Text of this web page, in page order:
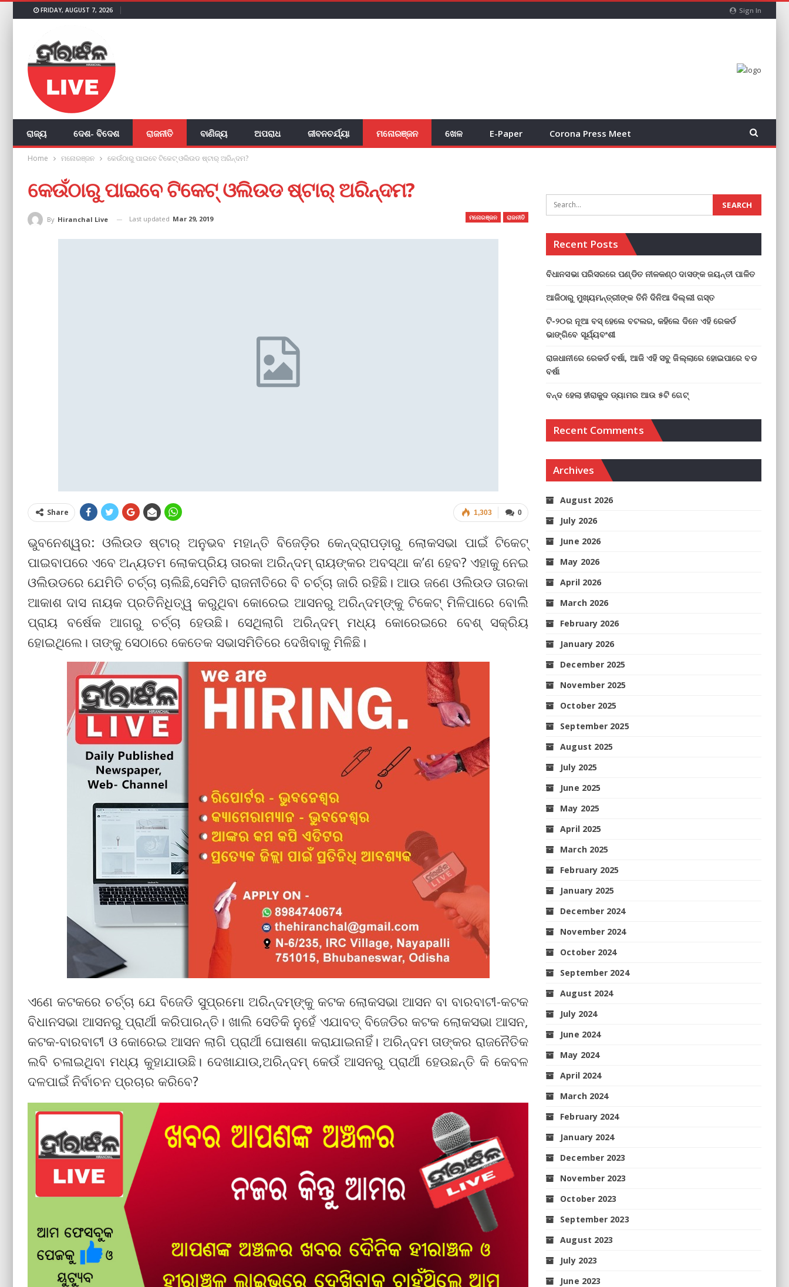
Sign In
FRIDAY, AUGUST 7, 2026
ରାଜ୍ୟ ଦେଶ- ବିଦେଶ ରାଜନୀତି ବାଣିଜ୍ୟ ଅପରାଧ ଜୀବନଚର୍ଯ୍ୟା ମନୋରଞ୍ଜନ ଖେଳ E-Paper Corona Press Meet
Home ମନୋରଞ୍ଜନ କେଉଁଠାରୁ ପାଇବେ ଟିକେଟ୍‌ ଓଲିଉଡ ଷ୍ଟାର୍‌ ଅରିନ୍ଦମ?
କେଉଁଠାରୁ ପାଇବେ ଟିକେଟ୍‌ ଓଲିଉଡ ଷ୍ଟାର୍‌ ଅରିନ୍ଦମ?
ମନୋରଞ୍ଜନ ରାଜନୀତି
By Hiranchal Live Last updated Mar 29, 2019
0
1,303
Share
ଭୁବନେଶ୍ୱର: ଓଲିଉଡ ଷ୍ଟାର୍‌ ଅନୁଭବ ମହାନ୍ତି ବିଜେଡ଼ିର କେନ୍ଦ୍ରାପଡ଼ାରୁ ଲୋକସଭା ପାଇଁ ଟିକେଟ୍‌
ପାଇବାପରେ ଏବେ ଅନ୍ୟତମ ଲୋକପ୍ରିୟ ତାରକା ଅରିନ୍ଦମ୍‌ ରାୟଙ୍କର ଅବସ୍ଥା କ’ଣ ହେବ? ଏହାକୁ ନେଇ
ଓଲିଉଡରେ ଯେମିତି ଚର୍ଚ୍ଚା ଚାଲିଛି,ସେମିତି ରାଜନୀତିରେ ବି ଚର୍ଚ୍ଚା ଜାରି ରହିଛି। ଆଉ ଜଣେ ଓଲିଉଡ ତାରକା
ଆକାଶ ଦାସ ନାୟକ ପ୍ରତିନିଧିତ୍ୱ କରୁଥିବା କୋରେଇ ଆସନରୁ ଅରିନ୍ଦମ୍‌ଙ୍କୁ ଟିକେଟ୍‌ ମିଳିପାରେ ବୋଲିି
ପ୍ରାୟ ବର୍ଷେକ ଆଗରୁ ଚର୍ଚ୍ଚା ହେଉଛି। ସେଥିଲାଗି ଅରିନ୍ଦମ୍‌ ମଧ୍ୟ କୋରେଇରେ ବେଶ୍‌ ସକ୍ରିୟ
ହୋଇଥିଲେ। ତାଙ୍କୁ ସେଠାରେ କେତେକ ସଭାସମିତିରେ ଦେଖିବାକୁ ମିଳିଛି।
ଏଣେ କଟକରେ ଚର୍ଚ୍ଚା ଯେ ବିଜେଡି ସୁପ୍ରମୋ ଅରିନ୍ଦମ୍‌ଙ୍କୁ କଟକ ଲୋକସଭା ଆସନ ବା ବାରବାଟୀ-କଟକ
ବିଧାନସଭା ଆସନରୁ ପ୍ରାର୍ଥୀ କରିପାରନ୍ତି। ଖାଲି ସେତିକି ନୁହେଁ ଏଯାବତ୍‌ ବିଜେଡିର କଟକ ଲୋକସଭା ଆସନ,
କଟକ-ବାରବାଟୀ ଓ କୋରେଇ ଆସନ ଲାଗି ପ୍ରାର୍ଥୀ ଘୋଷଣା କରାଯାଇନାହିଁ। ଅରିନ୍ଦମ ତାଙ୍କର ରାଜନୈତିକ
ଲବି ଚଳାଇଥିବା ମଧ୍ୟ କୁହାଯାଉଛି। ଦେଖାଯାଉ,ଅରିନ୍ଦମ୍‌ କେଉଁ ଆସନରୁ ପ୍ରାର୍ଥୀ ହେଉଛନ୍ତି କି କେବଳ
ଦଳପାଇଁ ନିର୍ବାଚନ ପ୍ରଚାର କରିବେ?
Recent Posts
ବିଧାନସଭା ପରିସରରେ ପଣ୍ଡିତ ନୀଳକଣ୍ଠ ଦାସଙ୍କ ଜୟନ୍ତୀ ପାଳିତ
ଆଜିଠାରୁ ମୁଖ୍ୟମନ୍ତ୍ରୀଙ୍କ ତିନି ଦିନିଆ ଦିଲ୍ଲୀ ଗସ୍ତ
ଟି-୨୦ର ନୂଆ ବସ୍ ହେଲେ ବଟଲର, କହିଲେ ଦିନେ ଏହି ରେକର୍ଡ
ଭାଙ୍ଗିବେ ସୂର୍ଯ୍ୟବଂଶୀ
ରାଜଧାନୀରେ ରେକର୍ଡ ବର୍ଷା, ଆଜି ଏହି ସବୁ ଜିଲ୍ଲାରେ ହୋଇପାରେ ବଡ
ବର୍ଷା
ବନ୍ଦ ହେଲା ହୀରାକୁଦ ଡ୍ୟାମର ଆଉ ୫ଟି ଗେଟ୍
Recent Comments
Archives
August 2026
July 2026
June 2026
May 2026
April 2026
March 2026
February 2026
January 2026
December 2025
November 2025
October 2025
September 2025
August 2025
July 2025
June 2025
May 2025
April 2025
March 2025
February 2025
January 2025
December 2024
November 2024
October 2024
September 2024
August 2024
July 2024
June 2024
May 2024
April 2024
March 2024
February 2024
January 2024
December 2023
November 2023
October 2023
September 2023
August 2023
July 2023
June 2023